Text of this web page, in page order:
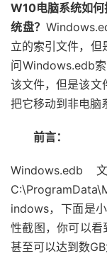
W10电脑系统如
统盘？
立的索引文件，但
问Windows.edb
该文件，但是该文
把它移动到非电脑
前言：
indows，下面是
性截图，你可以
甚至可以达到数GB